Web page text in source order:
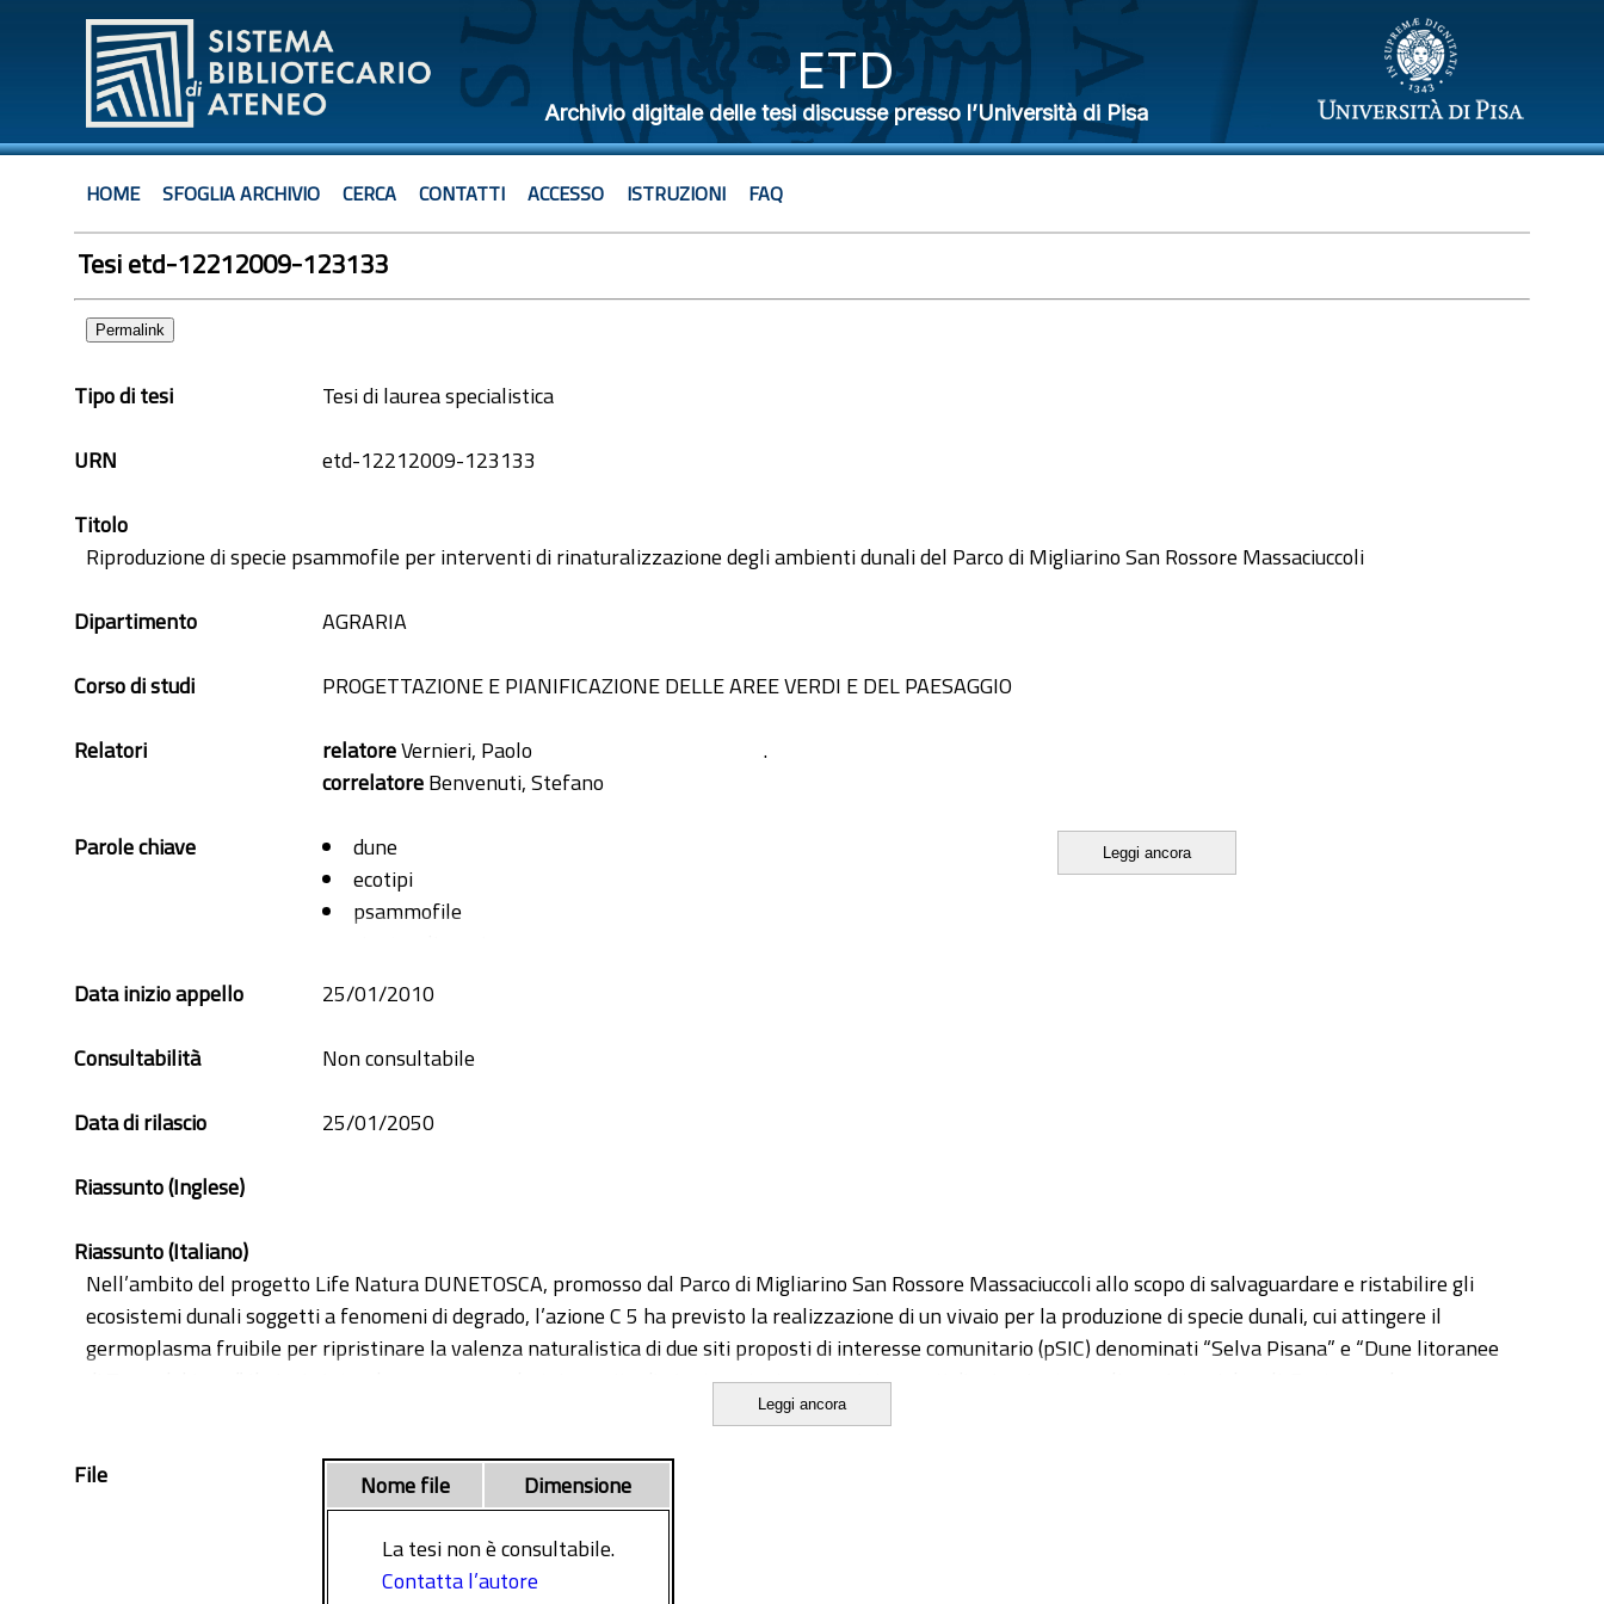
ETD
Archivio digitale delle tesi discusse presso l’Università di Pisa
HOME SFOGLIA ARCHIVIO CERCA CONTATTI ACCESSO ISTRUZIONI FAQ
Tesi etd-12212009-123133
Permalink
Tipo di tesi
Tesi di laurea specialistica
URN
etd-12212009-123133
Titolo
Riproduzione di specie psammofile per interventi di rinaturalizzazione degli ambienti dunali del Parco di Migliarino San Rossore Massaciuccoli
Dipartimento
AGRARIA
Corso di studi
PROGETTAZIONE E PIANIFICAZIONE DELLE AREE VERDI E DEL PAESAGGIO
Relatori
.
relatoreVernieri, Paolo
correlatoreBenvenuti, Stefano
Parole chiave
dune
ecotipi
psammofile
semi
Leggi ancora
Data inizio appello
25/01/2010
Consultabilità
Non consultabile
Data di rilascio
25/01/2050
Riassunto (Inglese)
Riassunto (Italiano)
Nell’ambito del progetto Life Natura DUNETOSCA, promosso dal Parco di Migliarino San Rossore Massaciuccoli allo scopo di salvaguardare e ristabilire gli
ecosistemi dunali soggetti a fenomeni di degrado, l’azione C 5 ha previsto la realizzazione di un vivaio per la produzione di specie dunali, cui attingere il
germoplasma fruibile per ripristinare la valenza naturalistica di due siti proposti di interesse comunitario (pSIC) denominati “Selva Pisana” e “Dune litoranee
di Torre del Lago”. Il vivaio intende essere un serbatoio ex situ di piante autoctone per interventi di reimpianto negli ecosistemi dunali. Purtroppo le scarse
conoscenze sull’ecologia di germinazione di queste specie, nonché dei frequenti meccanismi di dormienza del seme, ostacolano l’allestimento di tale “banca del
previste dal progetto: Ammophila arenaria, Elymus farctus, Pancratium maritimum, Otanthus maritimus, Anthemis maritima, Eryngium maritimum,
Echinophora spinosa, Sporobolus pungens, Calystegia soldanella, Juniperus oxicedrus subsp. macrocarpa, Phillyrea angustifolia, Cistus incanus, Pistacia
lentiscus, Helichrysum stoechas. Su queste specie sono stati condotti test di germinazione. Alcune specie sono risultate fortemente dormienti e
conseguentemente sono stati effettuati trattamenti per promuovere la germinazione dei semi. Essi sono consistiti in: stratificazione, refrigerazione,
Leggi ancora
File Nome file
Dimensione
La tesi non è consultabile.
Contatta l’autore